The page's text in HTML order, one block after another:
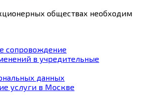
обществах необходим
сопровождение
в учредительные
данных
услуги в Москве